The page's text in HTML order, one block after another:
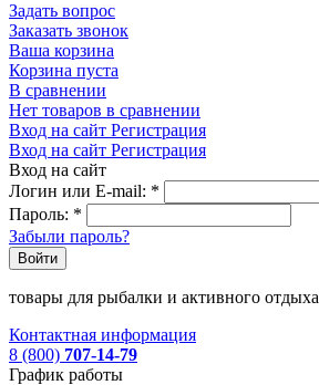
Задать вопрос
Заказать звонок
Ваша корзина
Корзина пуста
В сравнении
Нет товаров в сравнении
Вход на сайт Регистрация
Вход на сайт Регистрация
Вход на сайт
Логин или E-mail: *
Пароль: *
Забыли пароль?
Войти
товары для рыбалки и активного отдыха
Контактная информация
8 (800) 707-14-79
График работы